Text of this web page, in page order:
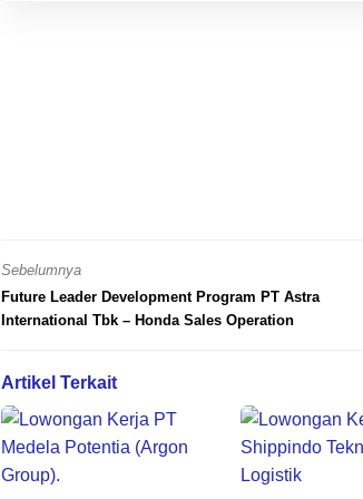
Sebelumnya
Future Leader Development Program PT Astra
International Tbk – Honda Sales Operation
Artikel Terkait